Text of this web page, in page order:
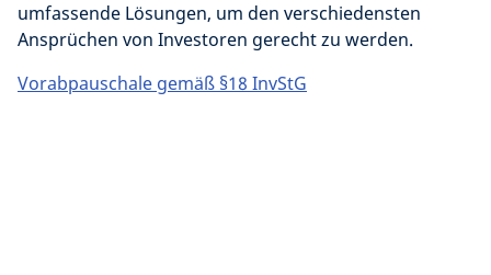
umfassende Lösungen, um den verschiedensten
Ansprüchen von Investoren gerecht zu werden.
Vorabpauschale gemäß §18 InvStG